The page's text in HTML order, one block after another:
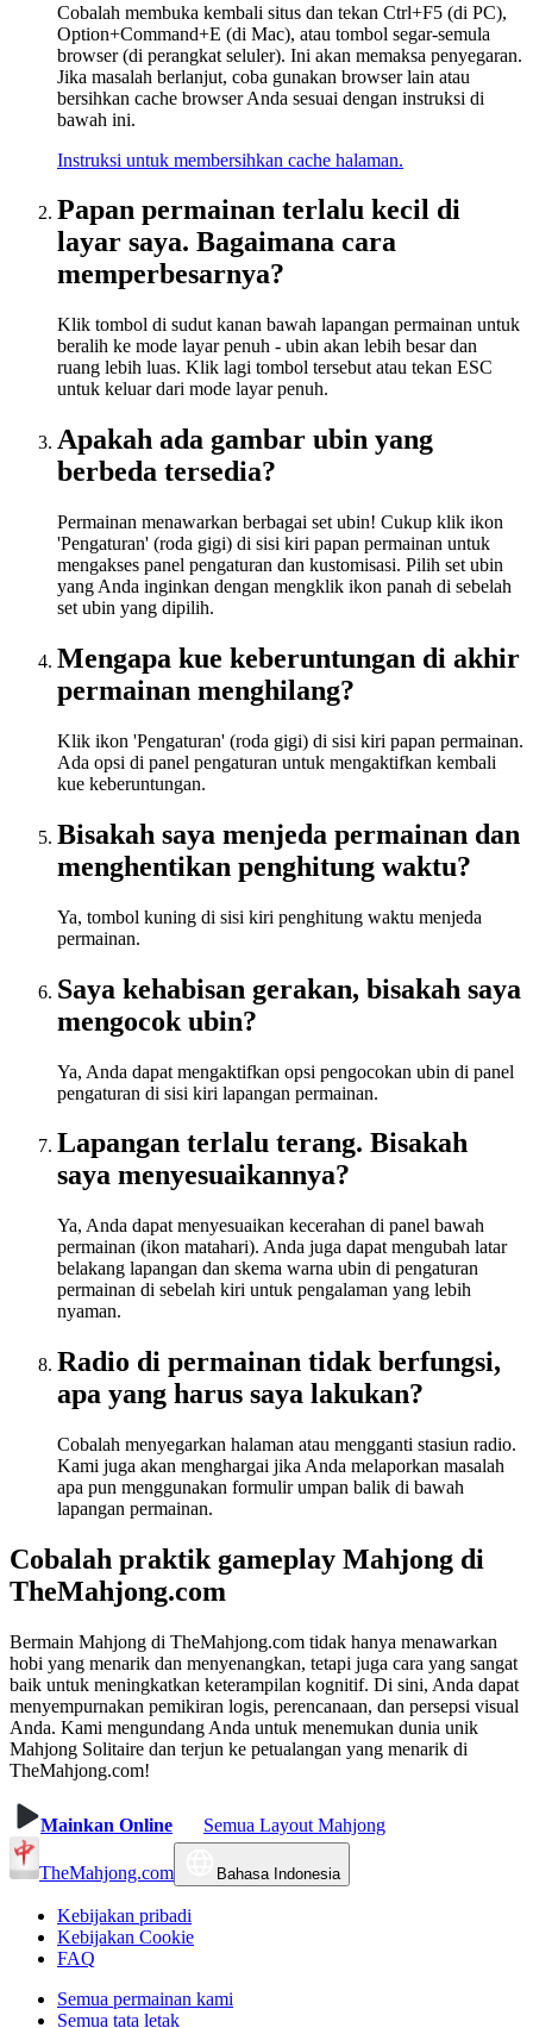
Cobalah membuka kembali situs dan tekan Ctrl+F5 (di PC),
Option+Command+E (di Mac), atau tombol segar-semula
browser (di perangkat seluler). Ini akan memaksa penyegaran.
Jika masalah berlanjut, coba gunakan browser lain atau
bersihkan cache browser Anda sesuai dengan instruksi di
bawah ini.
Instruksi untuk membersihkan cache halaman.
Papan permainan terlalu kecil di
layar saya. Bagaimana cara
memperbesarnya?
Klik tombol di sudut kanan bawah lapangan permainan untuk
beralih ke mode layar penuh - ubin akan lebih besar dan
ruang lebih luas. Klik lagi tombol tersebut atau tekan ESC
untuk keluar dari mode layar penuh.
Apakah ada gambar ubin yang
berbeda tersedia?
Permainan menawarkan berbagai set ubin! Cukup klik ikon
'Pengaturan' (roda gigi) di sisi kiri papan permainan untuk
mengakses panel pengaturan dan kustomisasi. Pilih set ubin
yang Anda inginkan dengan mengklik ikon panah di sebelah
set ubin yang dipilih.
Mengapa kue keberuntungan di akhir
permainan menghilang?
Klik ikon 'Pengaturan' (roda gigi) di sisi kiri papan permainan.
Ada opsi di panel pengaturan untuk mengaktifkan kembali
kue keberuntungan.
Bisakah saya menjeda permainan dan
menghentikan penghitung waktu?
Ya, tombol kuning di sisi kiri penghitung waktu menjeda
permainan.
Saya kehabisan gerakan, bisakah saya
mengocok ubin?
Ya, Anda dapat mengaktifkan opsi pengocokan ubin di panel
pengaturan di sisi kiri lapangan permainan.
Lapangan terlalu terang. Bisakah
saya menyesuaikannya?
Ya, Anda dapat menyesuaikan kecerahan di panel bawah
permainan (ikon matahari). Anda juga dapat mengubah latar
belakang lapangan dan skema warna ubin di pengaturan
permainan di sebelah kiri untuk pengalaman yang lebih
nyaman.
Radio di permainan tidak berfungsi,
apa yang harus saya lakukan?
Cobalah menyegarkan halaman atau mengganti stasiun radio.
Kami juga akan menghargai jika Anda melaporkan masalah
apa pun menggunakan formulir umpan balik di bawah
lapangan permainan.
Cobalah praktik gameplay Mahjong di
TheMahjong.com
Bermain Mahjong di TheMahjong.com tidak hanya menawarkan
hobi yang menarik dan menyenangkan, tetapi juga cara yang sangat
baik untuk meningkatkan keterampilan kognitif. Di sini, Anda dapat
menyempurnakan pemikiran logis, perencanaan, dan persepsi visual
Anda. Kami mengundang Anda untuk menemukan dunia unik
Mahjong Solitaire dan terjun ke petualangan yang menarik di
TheMahjong.com!
Mainkan Online Semua Layout Mahjong
TheMahjong.com Bahasa Indonesia
Kebijakan pribadi
Kebijakan Cookie
FAQ
Semua permainan kami
Semua tata letak